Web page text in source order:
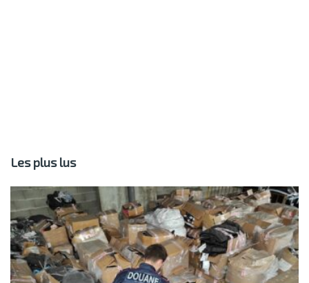
Les plus lus